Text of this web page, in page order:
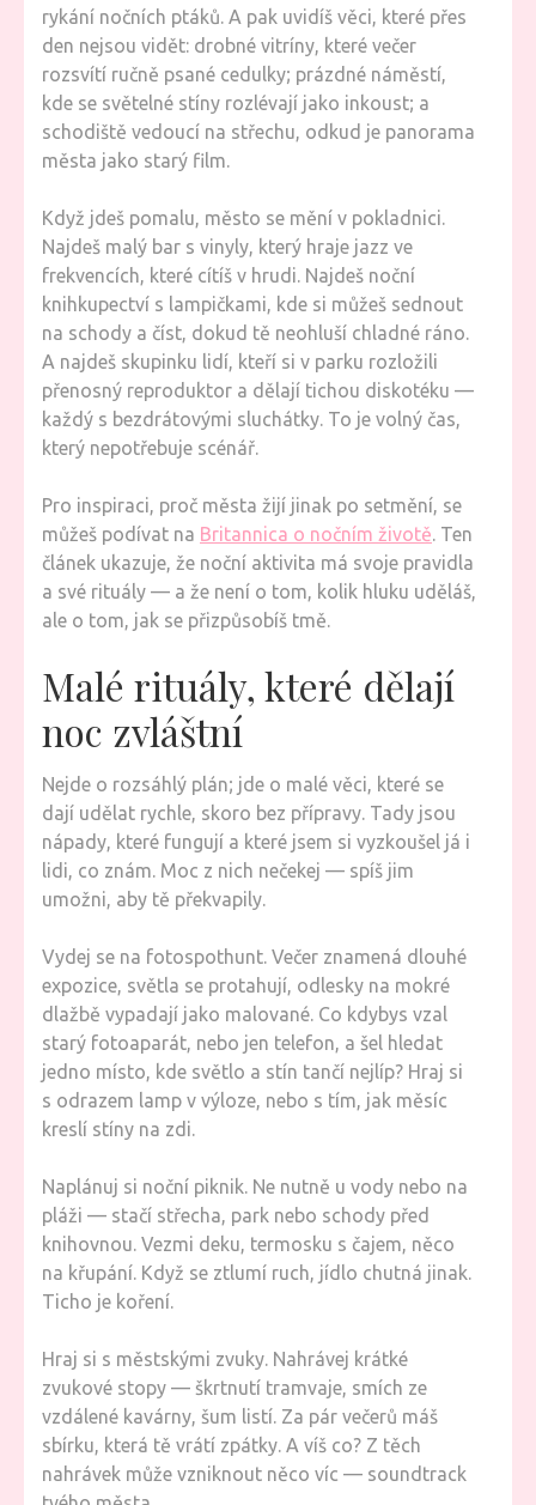
rykání nočních ptáků. A pak uvidíš věci, které přes
den nejsou vidět: drobné vitríny, které večer
rozsvítí ručně psané cedulky; prázdné náměstí,
kde se světelné stíny rozlévají jako inkoust; a
schodiště vedoucí na střechu, odkud je panorama
města jako starý film.
Když jdeš pomalu, město se mění v pokladnici.
Najdeš malý bar s vinyly, který hraje jazz ve
frekvencích, které cítíš v hrudi. Najdeš noční
knihkupectví s lampičkami, kde si můžeš sednout
na schody a číst, dokud tě neohluší chladné ráno.
A najdeš skupinku lidí, kteří si v parku rozložili
přenosný reproduktor a dělají tichou diskotéku —
každý s bezdrátovými sluchátky. To je volný čas,
který nepotřebuje scénář.
Pro inspiraci, proč města žijí jinak po setmění, se
můžeš podívat na Britannica o nočním životě. Ten
článek ukazuje, že noční aktivita má svoje pravidla
a své rituály — a že není o tom, kolik hluku uděláš,
ale o tom, jak se přizpůsobíš tmě.
Malé rituály, které dělají
noc zvláštní
Nejde o rozsáhlý plán; jde o malé věci, které se
dají udělat rychle, skoro bez přípravy. Tady jsou
nápady, které fungují a které jsem si vyzkoušel já i
lidi, co znám. Moc z nich nečekej — spíš jim
umožni, aby tě překvapily.
Vydej se na fotospothunt. Večer znamená dlouhé
expozice, světla se protahují, odlesky na mokré
dlažbě vypadají jako malované. Co kdybys vzal
starý fotoaparát, nebo jen telefon, a šel hledat
jedno místo, kde světlo a stín tančí nejlíp? Hraj si
s odrazem lamp v výloze, nebo s tím, jak měsíc
kreslí stíny na zdi.
Naplánuj si noční piknik. Ne nutně u vody nebo na
pláži — stačí střecha, park nebo schody před
knihovnou. Vezmi deku, termosku s čajem, něco
na křupání. Když se ztlumí ruch, jídlo chutná jinak.
Ticho je koření.
Hraj si s městskými zvuky. Nahrávej krátké
zvukové stopy — škrtnutí tramvaje, smích ze
vzdálené kavárny, šum listí. Za pár večerů máš
sbírku, která tě vrátí zpátky. A víš co? Z těch
nahrávek může vzniknout něco víc — soundtrack